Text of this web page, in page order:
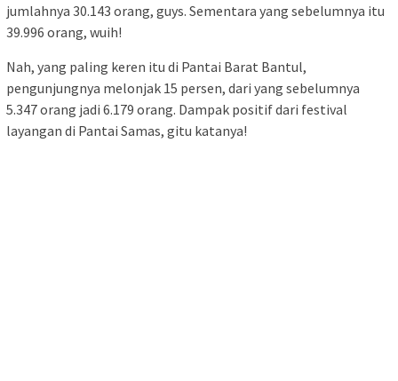
jumlahnya 30.143 orang, guys. Sementara yang sebelumnya itu
39.996 orang, wuih!
Nah, yang paling keren itu di Pantai Barat Bantul,
pengunjungnya melonjak 15 persen, dari yang sebelumnya
5.347 orang jadi 6.179 orang. Dampak positif dari festival
layangan di Pantai Samas, gitu katanya!